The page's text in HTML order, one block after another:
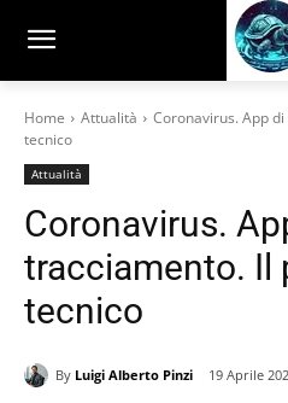
Home Attualità
Coronavirus. App
tecnico
Attualità
Coronavirus.
tracciamento. Il
tecnico
By Luigi Alberto Pinzi 19 Aprile